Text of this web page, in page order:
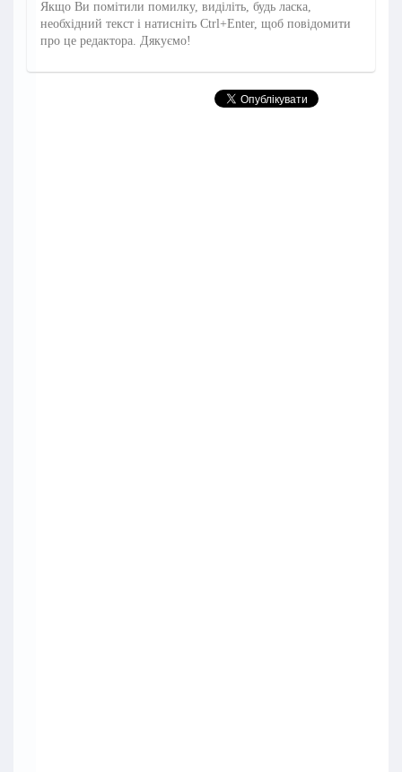
Якщо Ви помітили помилку, виділіть, будь ласка,
необхідний текст і натисніть Ctrl+Enter, щоб повідомити
про це редактора. Дякуємо!